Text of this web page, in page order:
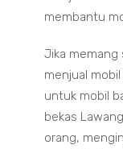
membantu
Jika memang
menjual
untuk mobil
bekas
orang,